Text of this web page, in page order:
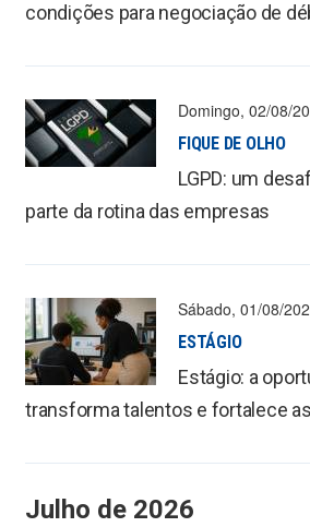
condições para negociação de
Domingo, 02/08/
FIQUE DE OLHO
LGPD: um
parte da rotina das empresas
Sábado, 01/08/
ESTÁGIO
Estágio: a
transforma talentos e fortalece
Julho de 2026